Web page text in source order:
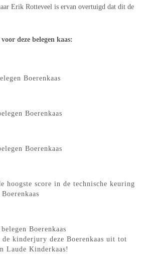
Erik Rotteveel is ervan overtuigd dat dit de
deze belegen kaas:
Boerenkaas
Boerenkaas
Boerenkaas
hoogste score in de technische keuring
Boerenkaas
kinderjury deze Boerenkaas uit tot
Laude Kinderkaas!